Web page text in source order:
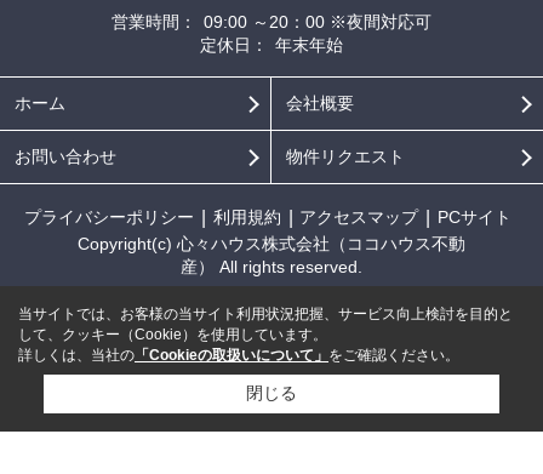
営業時間：
09:00 ～20：00 ※夜間対応可
定休日：
年末年始
ホーム 会社概要
お問い合わせ 物件リクエスト
プライバシーポリシー 利用規約 アクセスマップ
PCサイト
Copyright(c) 心々ハウス株式会社（ココハウス不動
産） All rights reserved.
当サイトでは、お客様の当サイト利用状況把握、サービス向上検討を目的と
して、クッキー（Cookie）を使用しています。
詳しくは、当社の 「Cookieの取扱いについて」 をご確認ください。
閉じる